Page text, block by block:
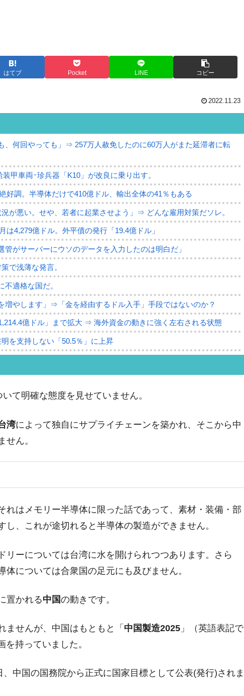
はてブ Pocket LINE コピー
2022.11.23
、何回やっても」⇒ 257万人赦免したのに60万人がまた延滞者に転
甲車両･珍兵器「K10」が改良に乗り出す。
好調。半導体だけで410億ドル、輸出全体の41％もある
が悪い。せや、若者に起業させよう」⇒ どんな雇用対策だソレ。
は4,279億ドル。外平債の発行「19.4億ドル」
がサーバーにウソのデータを入力したのは明白だ」
で浅薄な発言。
適格な国だ。
増やします」⇒「金を経由するドル入手」手段ではないのか？
億ドル」まで拡大 ⇒ 海外資金の動きに強く左右される状態
を支持しない「50.5％」に上昇
て抗議活動」
ウラで他業種は全般的「不調」⇒ PSIが示す現況は決して良くない。
が『クーパン』1人当たり賠償10万ウォンを認定 ⇒ 総額3兆7,000億
艦「KDDX」1番艦、2032年竣工と公示
！⇒ さっそく空港に詰めかけ「出て行け！」「極右勢力」のプラカー
の清算はほぼ終わった」
ズブ沈む。営業利益80.2％も減少
て明確な態度を見せていません。
湾によって独自にサプライチェーンを築かれ、そこから中
せん。
れはメモリー半導体に限った話であって、素材・装備・部
、これが途切れると半導体の製造ができません。
リーについては台湾に水を開けられつつあります。さら
については合衆国の足元にも及びません。
置かれる中国の動きです。
ませんが、中国はもともと「 中国製造2025 」（英語表記で
持っていました。
、中国の国務院から正式に国家目標として公表(発行)されま